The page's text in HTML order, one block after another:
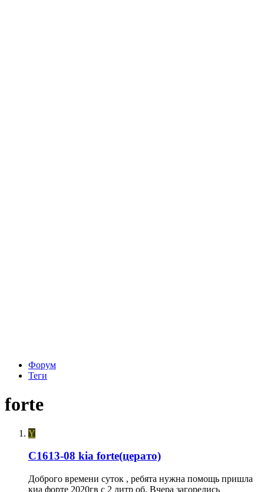
Форум
Теги
forte
Y
C1613-08 kia forte(церато)
Доброго времени суток , ребята нужна помощь пришла
киа форте 2020гв с 2 литр об. Вчера загорелись